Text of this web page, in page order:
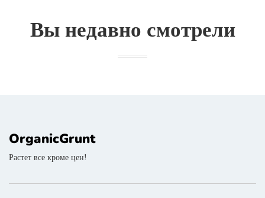
Вы недавно смотрели
OrganicGrunt
Растет все кроме цен!